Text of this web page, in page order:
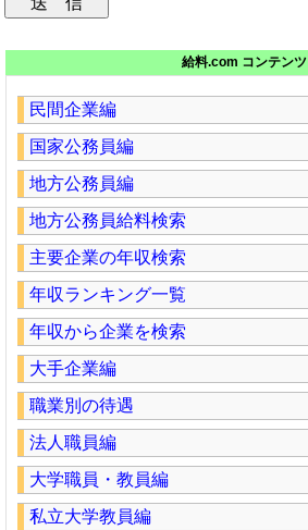
給料.com コンテンツ
民間企業編
国家公務員編
地方公務員編
地方公務員給料検索
主要企業の年収検索
年収ランキング一覧
年収から企業を検索
大手企業編
職業別の待遇
法人職員編
大学職員・教員編
私立大学教員編